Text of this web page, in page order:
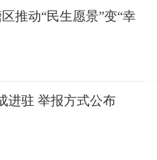
推动“民生愿景”变“幸
进驻 举报方式公布